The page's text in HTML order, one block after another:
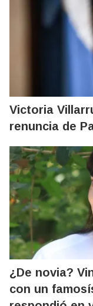
Victoria
renuncia de
¿De novia?
con un